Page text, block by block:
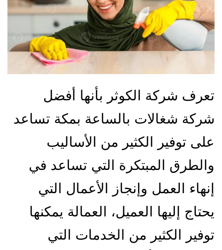
تعرف شركة الكوثر بأنها أفضل
شركة شغالات بالساعة بمكة تساعد
على توفير الكثير من الأساليب
والطرق المبتكرة التي تساعد في
إنهاء العمل وإنجاز الأعمال التي
يحتاج إليها العميل، العمالة يمكنها
توفير الكثير من الخدمات التي